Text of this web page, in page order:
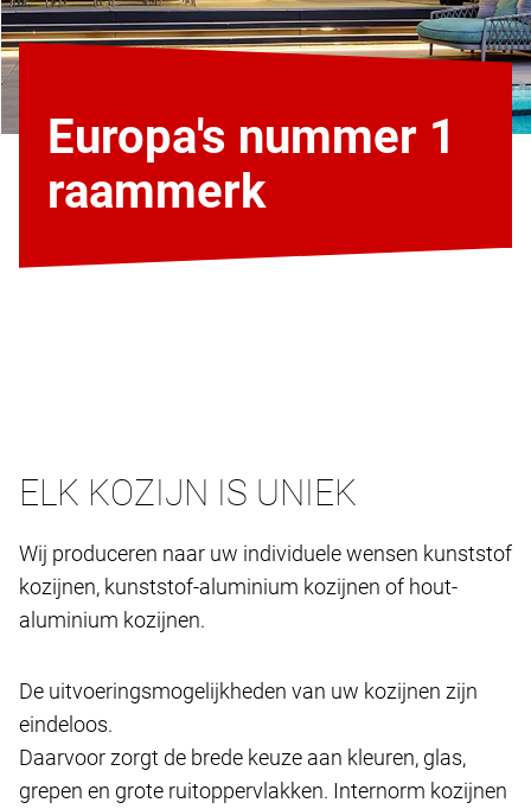
Europa's nummer 1
raammerk
ELK KOZIJN IS UNIEK
Wij produceren naar uw individuele wensen kunststof
kozijnen, kunststof-aluminium kozijnen of hout-
aluminium kozijnen.
De uitvoeringsmogelijkheden van uw kozijnen zijn
eindeloos.
Daarvoor zorgt de brede keuze aan kleuren, glas,
grepen en grote ruitoppervlakken. Internorm kozijnen